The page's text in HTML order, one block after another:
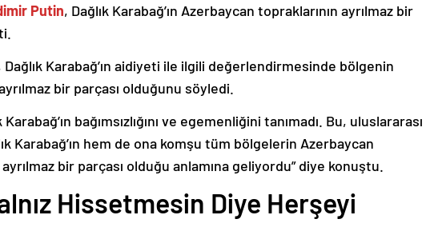
Putin, Dağlık Karabağ’ın Azerbaycan topraklarının ayrılmaz bir
Dağlık Karabağ’ın aidiyeti ile ilgili değerlendirmesinde bölgenin
bir parçası olduğunu söyledi.
Karabağ’ın bağımsızlığını ve egemenliğini tanımadı. Bu, uluslararası
Karabağ’ın hem de ona komşu tüm bölgelerin Azerbaycan
bir parçası olduğu anlamına geliyordu” diye konuştu.
Hissetmesin Diye Herşeyi